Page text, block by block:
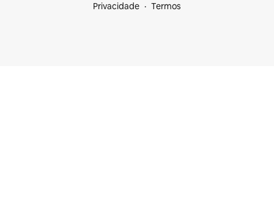
Privacidade
Termos